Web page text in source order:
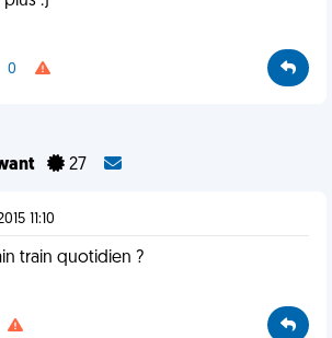
0
27
11:10
train quotidien ?